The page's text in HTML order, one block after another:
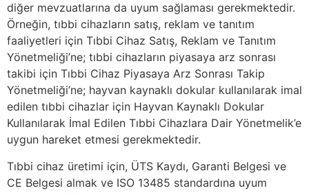
diğer mevzuatlarına da uyum sağlaması gerekmektedir.
Örneğin, tıbbi cihazların satış, reklam ve tanıtım
faaliyetleri için Tıbbi Cihaz Satış, Reklam ve Tanıtım
Yönetmeliği’ne; tıbbi cihazların piyasaya arz sonrası
takibi için Tıbbi Cihaz Piyasaya Arz Sonrası Takip
Yönetmeliği’ne; hayvan kaynaklı dokular kullanılarak imal
edilen tıbbi cihazlar için Hayvan Kaynaklı Dokular
Kullanılarak İmal Edilen Tıbbi Cihazlara Dair Yönetmelik’e
uygun hareket etmesi gerekmektedir.
Tıbbi cihaz üretimi için, ÜTS Kaydı, Garanti Belgesi ve
CE Belgesi almak ve ISO 13485 standardına uyum